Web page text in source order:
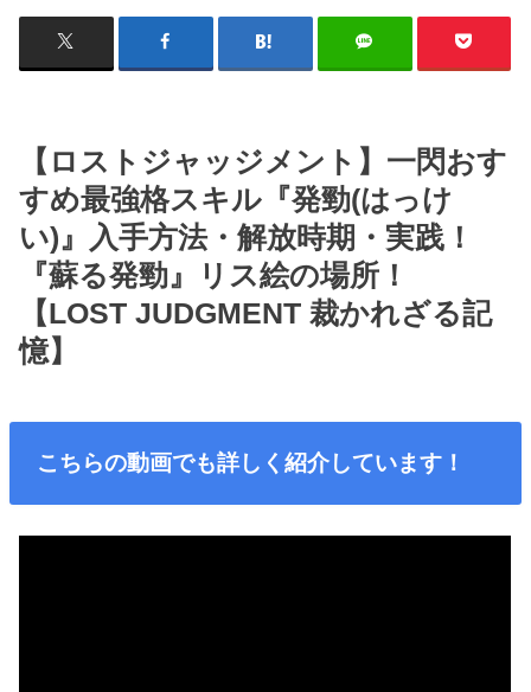
【ロストジャッジメント】一閃おす
すめ最強格スキル『発勁(はっけ
い)』入手方法・解放時期・実践！
『蘇る発勁』リス絵の場所！
【LOST JUDGMENT 裁かれざる記
憶】
こちらの動画でも詳しく紹介しています！